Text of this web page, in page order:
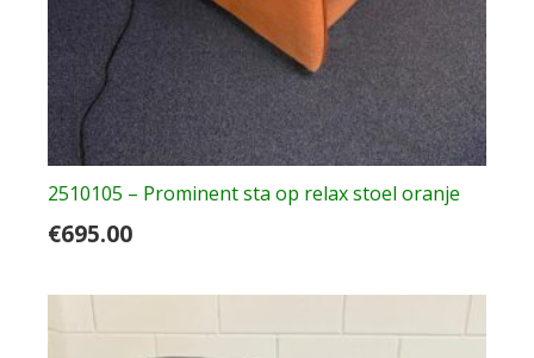
2510105 – Prominent sta op relax stoel oranje
€695.00